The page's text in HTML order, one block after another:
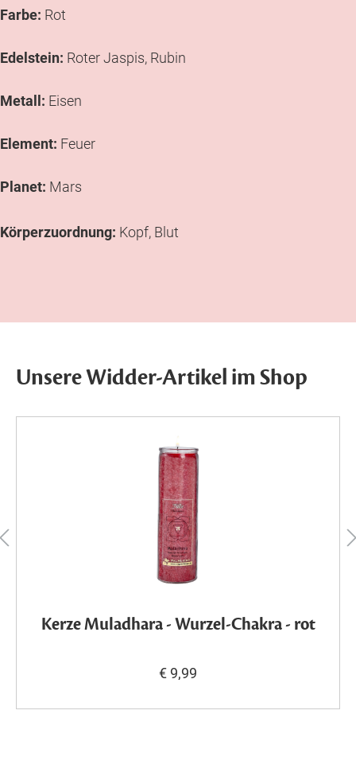
Farbe: Rot
Edelstein: Roter Jaspis, Rubin
Metall: Eisen
Element: Feuer
Planet: Mars
Körperzuordnung: Kopf, Blut
Unsere Widder-Artikel im Shop
Kerze Muladhara - Wurzel-Chakra - rot
€ 9,99